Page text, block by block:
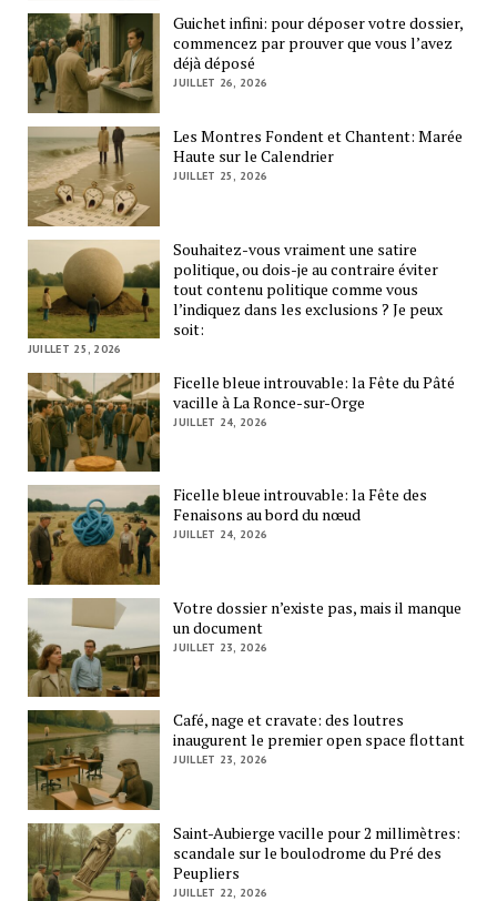
Guichet infini: pour déposer votre dossier,
commencez par prouver que vous l’avez
déjà déposé
JUILLET 26, 2026
Les Montres Fondent et Chantent: Marée
Haute sur le Calendrier
JUILLET 25, 2026
Souhaitez-vous vraiment une satire
politique, ou dois-je au contraire éviter
tout contenu politique comme vous
l’indiquez dans les exclusions ? Je peux
soit:
JUILLET 25, 2026
Ficelle bleue introuvable: la Fête du Pâté
vacille à La Ronce-sur-Orge
JUILLET 24, 2026
Ficelle bleue introuvable: la Fête des
Fenaisons au bord du nœud
JUILLET 24, 2026
Votre dossier n’existe pas, mais il manque
un document
JUILLET 23, 2026
Café, nage et cravate: des loutres
inaugurent le premier open space flottant
JUILLET 23, 2026
Saint-Aubierge vacille pour 2 millimètres:
scandale sur le boulodrome du Pré des
Peupliers
JUILLET 22, 2026